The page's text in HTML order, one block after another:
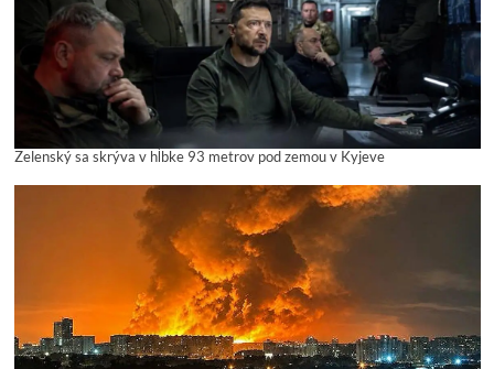
Zelenský sa skrýva v hĺbke 93 metrov pod zemou v Kyjeve